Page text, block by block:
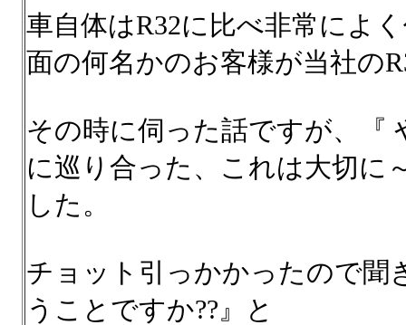
車自体はR32に比べ非常によ
面の何名かのお客様が当社の
その時に伺った話ですが、『
に巡り合った、これは大切に
した。
チョット引っかかったので聞
うことですか??』と